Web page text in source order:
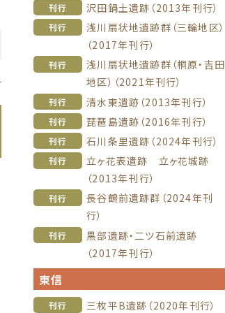
刊行 沢田鍋土遺跡（2013年刊行）
刊行
浅川扇状地遺跡群（三輪地区）
（2017年刊行）
刊行
浅川扇状地遺跡群（桐原・吉田
地区）（2021年刊行）
刊行 清水東遺跡（2013年刊行）
刊行 琵琶島遺跡（2016年刊行）
刊行 石川条里遺跡（2024年刊行）
刊行
立ヶ花表遺跡 立ヶ花城跡
（2013年刊行）
刊行
長谷鶴前遺跡群（2024年刊
行）
刊行
黒部遺跡・二ツ石前遺跡
（2017年刊行）
東信
刊行 三枚平B遺跡（2020年刊行）